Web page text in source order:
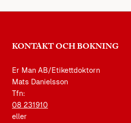
KONTAKT OCH BOKNING
Er Man AB/Etikettdoktorn
Mats Danielsson
Tfn:
08 231910
eller